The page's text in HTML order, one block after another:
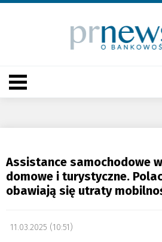
Assistance samochodowe
domowe i turystyczne.
obawiają się utraty
11.03.2025 (10:51)